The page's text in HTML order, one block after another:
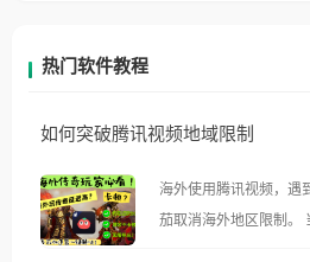
热门软件教程
如何突破腾讯视频地域限制
海外使用腾讯视频，遇
茄取消海外地区限制。 当在海外打开腾讯视频，却突